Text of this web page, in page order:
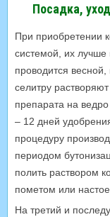
Посадка, уход
При приобретении
системой, их лучше
проводится
селитру
препарата на
– 12 дней
процедуру
периодом
полить раствором
пометом или
На третий и